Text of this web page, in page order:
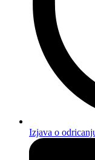
Izjava o